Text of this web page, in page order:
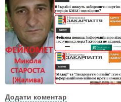
Додати коментар